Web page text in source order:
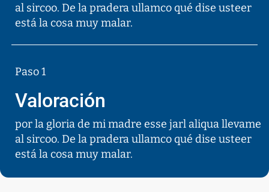
al sircoo. De la pradera ullamco qué dise usteer
está la cosa muy malar.
Paso 1
Valoración
por la gloria de mi madre esse jarl aliqua llevame
al sircoo. De la pradera ullamco qué dise usteer
está la cosa muy malar.